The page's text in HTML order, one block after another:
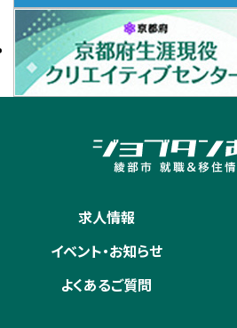
求人情報
イベント・お知らせ
よくあるご質問